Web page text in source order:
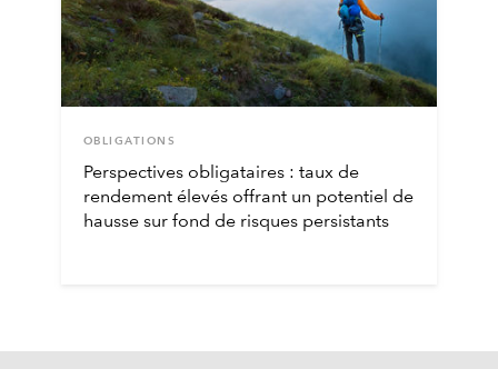
OBLIGATIONS
Perspectives obligataires : taux de
rendement élevés offrant un potentiel de
hausse sur fond de risques persistants